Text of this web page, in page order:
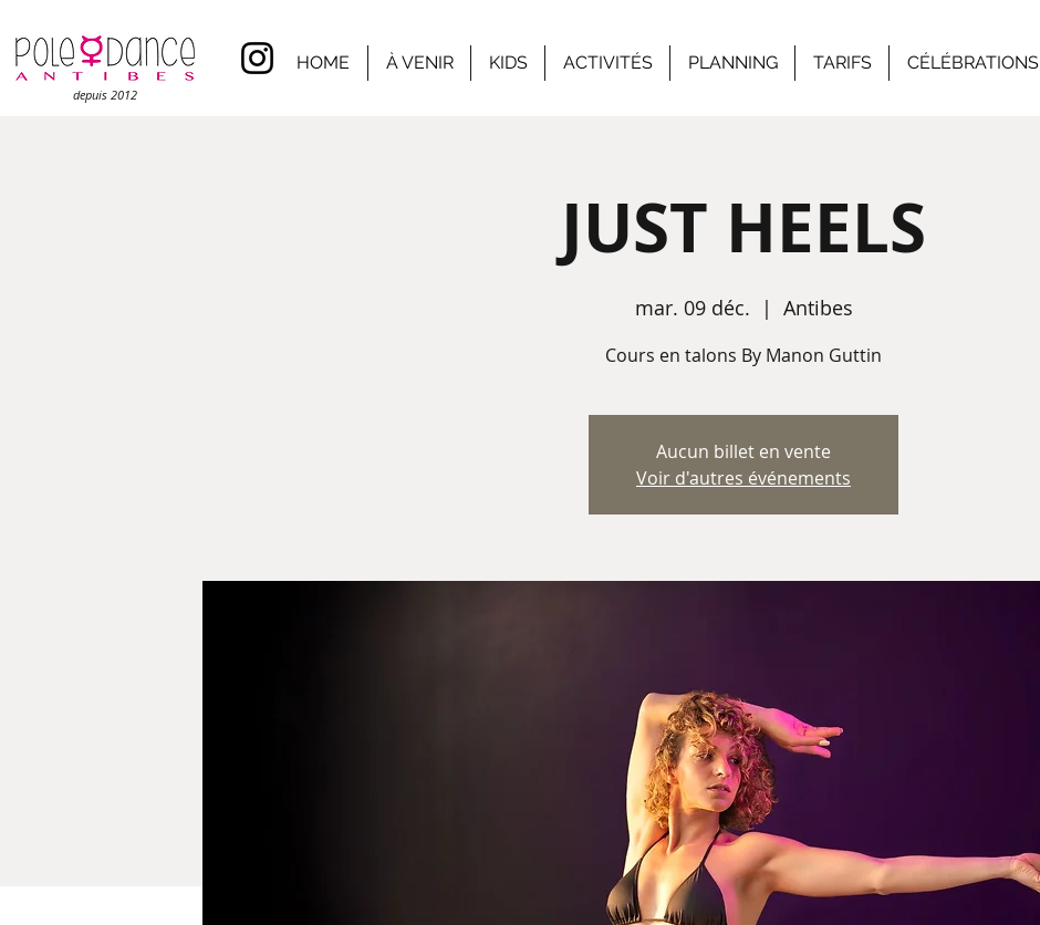
HOME À VENIR KIDS ACTIVITÉS PLANNING TARIFS CÉLÉBRATIONS
depuis 2012
JUST HEELS
mar. 09 déc.
  |
Antibes
Cours en talons By Manon Guttin
Aucun billet en vente
Voir d'autres événements